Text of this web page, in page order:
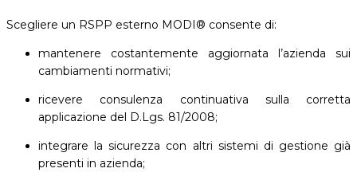
Scegliere un RSPP esterno MODI® consente di:
mantenere costantemente aggiornata l’azienda sui
cambiamenti normativi;
ricevere consulenza continuativa sulla corretta
applicazione del D.Lgs. 81/2008;
integrare la sicurezza con altri sistemi di gestione già
presenti in azienda;